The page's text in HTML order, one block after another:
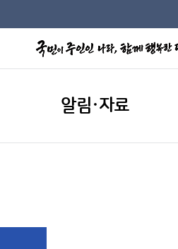
알림·자료